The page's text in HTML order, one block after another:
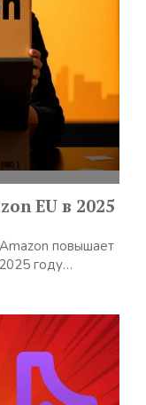
EU в 2025
повышает
году…